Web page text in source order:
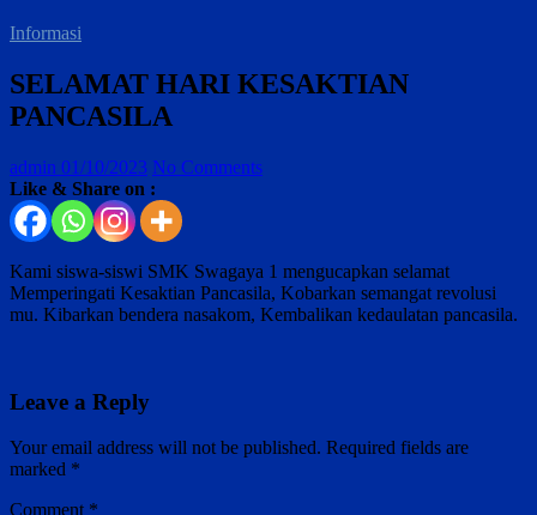
Informasi
SELAMAT HARI KESAKTIAN
PANCASILA
admin 01/10/2023 No Comments
Like & Share on :
Kami siswa-siswi SMK Swagaya 1 mengucapkan selamat
Memperingati Kesaktian Pancasila, Kobarkan semangat revolusi
mu. Kibarkan bendera nasakom, Kembalikan kedaulatan pancasila.
Leave a Reply
Your email address will not be published. Required fields are
marked *
Comment *